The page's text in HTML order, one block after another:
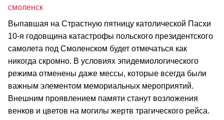
смоленск
Выпавшая на Страстную пятницу католической Пасхи
10-я годовщина катастрофы польского президентского
самолета под Смоленском будет отмечаться как
никогда скромно. В условиях эпидемиологического
режима отменены даже мессы, которые всегда были
важным элементом мемориальных мероприятий.
Внешним проявлением памяти станут возложения
венков и цветов на могилы жертв трагического рейса.